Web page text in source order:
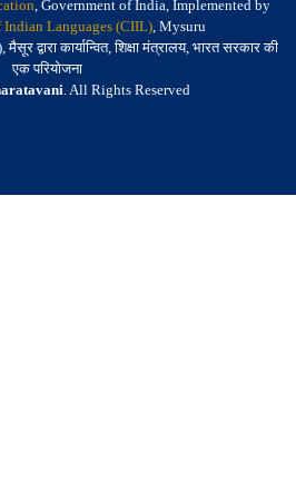
, Government of India, Implemented by
Languages (CIIL), Mysuru
द्वारा कार्यान्वित, शिक्षा मंत्रालय, भारत सरकार की
एक परियोजना
. All Rights Reserved